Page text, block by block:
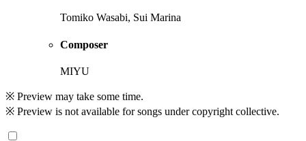
Tomiko Wasabi, Sui Marina
Composer
MIYU
※ Preview may take some time.
※ Preview is not available for songs under copyright collective.